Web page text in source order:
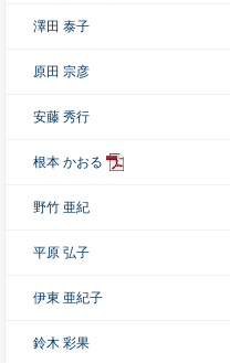
澤田 泰子
原田 宗彦
安藤 秀行
根本 かおる
野竹 亜紀
平原 弘子
伊東 亜紀子
鈴木 彩果